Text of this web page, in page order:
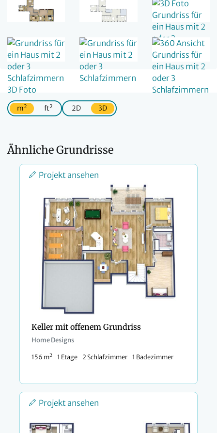
m2 ft2 2D 3D
Ähnliche Grundrisse
Projekt ansehen
Keller mit offenem Grundriss
Home Designs
156 m2 1 Etage 2 Schlafzimmer 1 Badezimmer
Projekt ansehen